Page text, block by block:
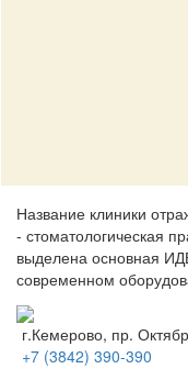
Название клиники
- стоматологическая
выделена основная
современном
г.Кемерово, пр.
+7 (3842) 390-390